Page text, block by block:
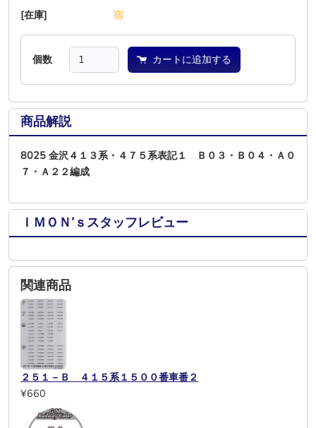
[在庫]
宿
個数 カートに追加する
商品解説
8025 金沢４１３系・４７５系表記１ Ｂ０３・Ｂ０４・Ａ０
７・Ａ２２編成
ＩＭＯＮ’ｓスタッフレビュー
関連商品
２５１－Ｂ ４１５系１５００番車番２
¥660